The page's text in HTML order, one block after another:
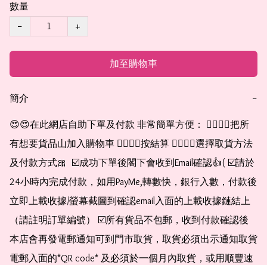
數量
−
+
加至購物車
簡介 −
😍😍在此網店自助下單及付款 非常簡單方便： 👉🏻👉🏻把所
有想要貨品山加入購物車 👉🏻👉🏻按結算 👉🏻👉🏻選擇取貨方法
及付款方式🎀  ☑️成功下單後閣下會收到Email確認👍( ☑️請於
24小時內完成付款，如用PayMe,轉數快，銀行入數，付款後
立即上載收據/螢幕截圖到確認email入面的上載收據鏈結上
（請註明訂單編號） ☑️所有貨品不包郵，收到付款確認後
本店會再發電郵通知可到門市取貨，取貨必須出示通知取貨
電郵入面的*QR code* 及必須於一個月內取貨，或用順豐速